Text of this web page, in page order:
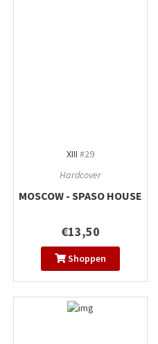
XIII #29
Hardcover
MOSCOW - SPASO HOUSE
€13,50
Shoppen